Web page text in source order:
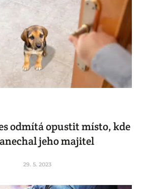
odmítá opustit místo, kde
jeho majitel
29. 5. 2023